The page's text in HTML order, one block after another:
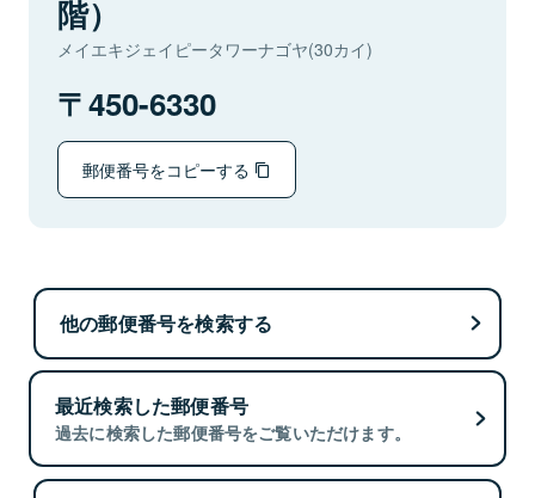
階）
メイエキジェイピータワーナゴヤ(30カイ)
450-6330
郵便番号をコピーする
他の郵便番号を検索する
最近検索した郵便番号
過去に検索した郵便番号をご覧いただけます。